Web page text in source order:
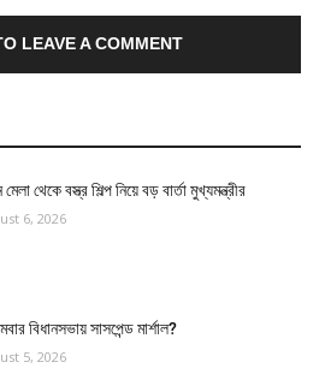
LEAVE A COMMENT
মেলা থেকে বস্ত্র শিল্প নিয়ে বড় বার্তা মুখ্যমন্ত্রীর
6, 2026
বিধানসভায় সাসপেন্ড মার্শাল?
5, 2026